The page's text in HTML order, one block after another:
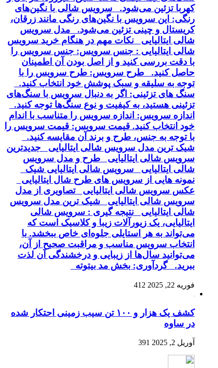
کهربا تزئین می‌شود. سرویس شالی با نگین‌های
رنگی: این سرویس با نگین‌های رنگی مانند زرقان،
کریستال و چینی تزئین می‌شود. مدل سرویس
شالی ایتالیایی نکات مهم در هنگام خرید سرویس
شالی ایتالیایی : جنس سرویس: جنس سرویس را
با دقت بررسی کنید و از اصل بودن آن اطمینان
حاصل کنید. طرح سرویس: طرح سرویس را با
توجه به سلیقه و سبک پوشش خود انتخاب کنید.
سنگ های تزئینی: اگر به دنبال سرویس با سنگ‌های
تزئینی هستید، به کیفیت و نوع سنگ‌ها توجه کنید.
اندازه سرویس: اندازه سرویس را متناسب با اندام
خود انتخاب کنید. قیمت سرویس: قیمت سرویس را
با توجه به جنس، طرح و برند آن مقایسه کنید.
شیک ترین مدل سرویس شالی ایتالیایی جدیدترین
سرویس شالی ایتالیایی طرح و مدل سرویس
شالی ایتالیایی سرویس شالی ایتالیایی شیک
نمونه هایی از سرویس های طرح شال ایتالیایی
عکس سرویس شالی ایتالیایی تصاویری از مدل
سرویس شالی ایتالیایی شیک ترین مدل سرویس
شالی ایتالیایی نتیجه گیری : سرویس شالی
ایتالیایی، یک زیورآلات زیبا و کلاسیک است که
می‌تواند به هر استایلی جلوه‌ای خاص ببخشد. با
انتخاب سرویس مناسب و مراقبت صحیح از آن،
می‌توانید سال‌ها از زیبایی و درخشندگی آن لذت
ببرید. گردآوری: بخش مد بیتوته
فوریه 22, 2025 412
کشف یک هزار و ۱۰۰ تن سیب زمینی احتکار شده
در ساوه
آوریل 2, 2025 391